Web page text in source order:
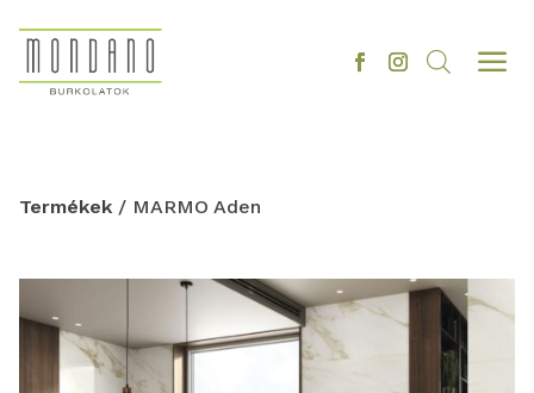
a
Termékek / MARMO Aden